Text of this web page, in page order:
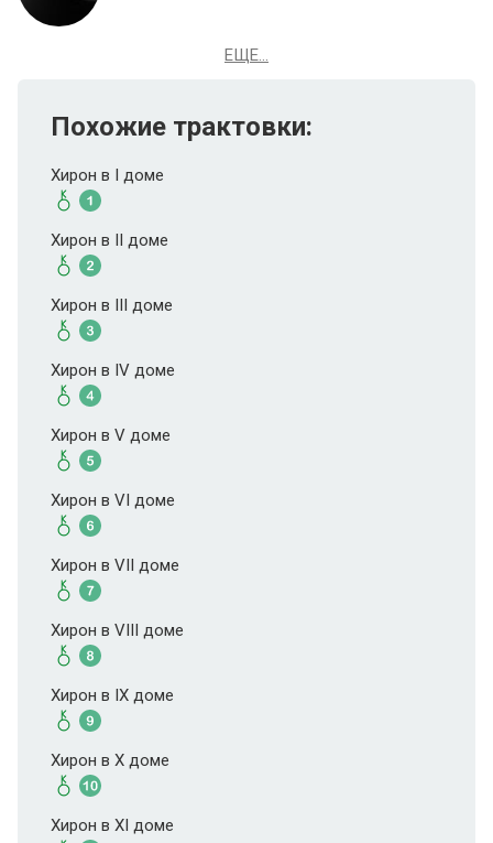
ЕЩЕ...
Похожие трактовки:
Хирон в I доме
Хирон в II доме
Хирон в III доме
Хирон в IV доме
Хирон в V доме
Хирон в VI доме
Хирон в VII доме
Хирон в VIII доме
Хирон в IX доме
Хирон в X доме
Хирон в XI доме